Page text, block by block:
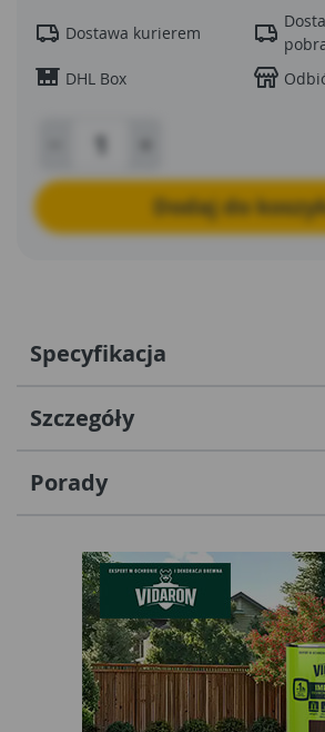
Dostawa kurierem
DHL Box
Dodaj do
Specyfikacja
Szczegóły
Porady